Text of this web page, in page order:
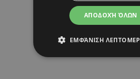
ΑΠΟΔΟΧΉ ΌΛΩΝ
ΕΜΦΆΝΙΣΗ